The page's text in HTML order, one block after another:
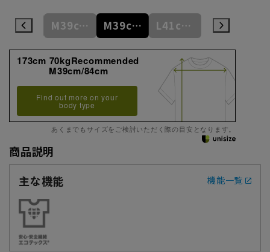
S37cm/82cm M39cm/80cm M39cm/84cm L41cm/82cm
173cm 70kgRecommended
M39cm/84cm
Find out more on your
body type
あくまでもサイズをご検討いただく際の目安となります。
商品説明
主な機能
機能一覧